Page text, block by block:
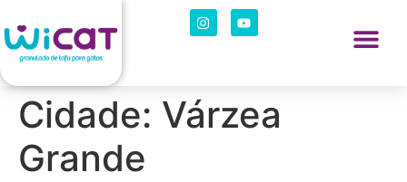
Cidade: Várzea
Grande